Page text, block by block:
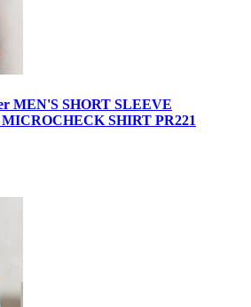
MEN'S SHORT SLEEVE
SHIRT PR221